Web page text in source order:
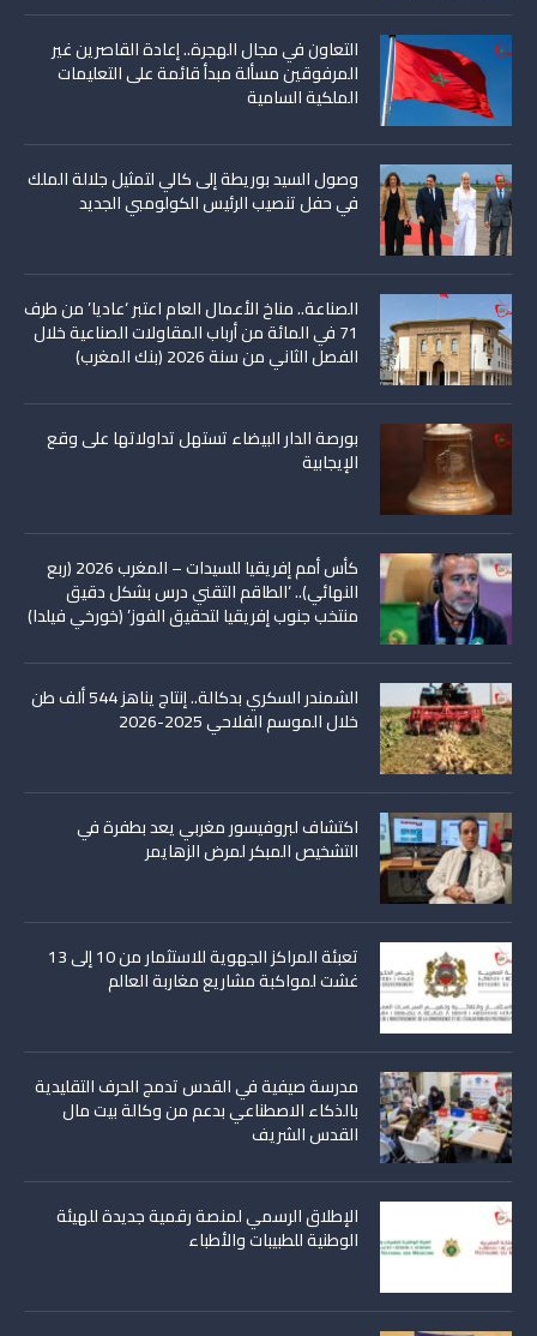
التعاون في مجال الهجرة.. إعادة القاصرين غير
المرفوقين مسألة مبدأ قائمة على التعليمات
الملكية السامية
وصول السيد بوريطة إلى كالي لتمثيل جلالة الملك
في حفل تنصيب الرئيس الكولومبي الجديد
الصناعة.. مناخ الأعمال العام اعتبر ‘عاديا’ من طرف
71 في المائة من أرباب المقاولات الصناعية خلال
الفصل الثاني من سنة 2026 (بنك المغرب)
بورصة الدار البيضاء تستهل تداولاتها على وقع
الإيجابية
كأس أمم إفريقيا للسيدات – المغرب 2026 (ربع
النهائي).. ‘الطاقم التقني درس بشكل دقيق
منتخب جنوب إفريقيا لتحقيق الفوز’ (خورخي فيلدا)
الشمندر السكري بدكالة.. إنتاج يناهز 544 ألف طن
خلال الموسم الفلاحي 2025-2026
اكتشاف لبروفيسور مغربي يعد بطفرة في
التشخيص المبكر لمرض الزهايمر
تعبئة المراكز الجهوية للاستثمار من 10 إلى 13
غشت لمواكبة مشاريع مغاربة العالم
مدرسة صيفية في القدس تدمج الحرف التقليدية
بالذكاء الاصطناعي بدعم من وكالة بيت مال
القدس الشريف
الإطلاق الرسمي لمنصة رقمية جديدة للهيئة
الوطنية للطبيبات والأطباء